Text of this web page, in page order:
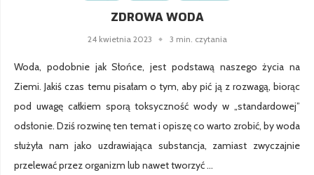
ZDROWA WODA
24 kwietnia 2023 3 min. czytania
Woda, podobnie jak Słońce, jest podstawą naszego życia na
Ziemi. Jakiś czas temu pisałam o tym, aby pić ją z rozwagą, biorąc
pod uwagę całkiem sporą toksyczność wody w „standardowej”
odsłonie. Dziś rozwinę ten temat i opiszę co warto zrobić, by woda
służyła nam jako uzdrawiająca substancja, zamiast zwyczajnie
przelewać przez organizm lub nawet tworzyć …